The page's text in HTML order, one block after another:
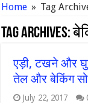
Home » Tag
Tag Archives:
एड़ी, टखने और
तेल और बेकिंग
July 22, 2017